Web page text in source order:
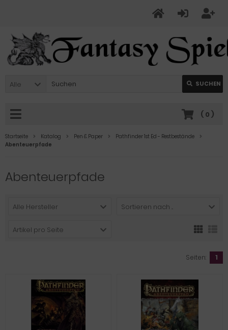
Alle SUCHEN
( 0 )
Startseite Katalog Pen & Paper
Pathfinder 1st Ed - Restbestände
Abenteuerpfade
Abenteuerpfade
Alle Hersteller Sortieren nach ...
Artikel pro Seite
Seiten: 1